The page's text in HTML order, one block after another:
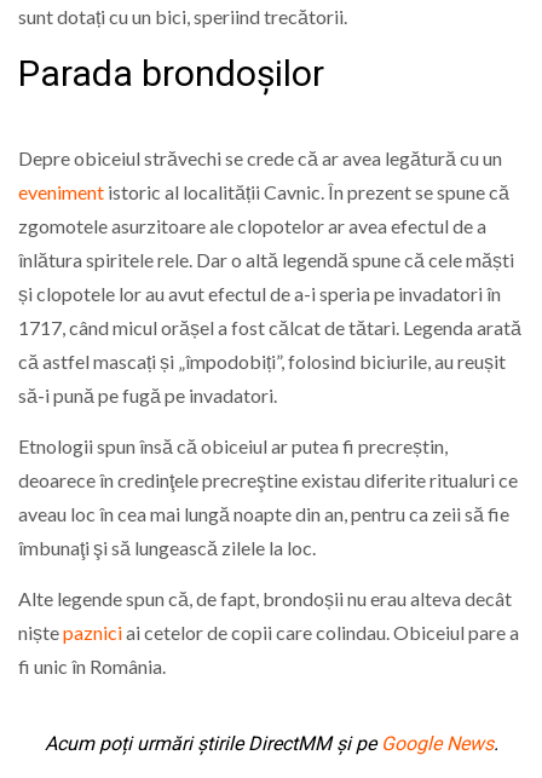
sunt dotați cu un bici, speriind trecătorii.
Parada brondoșilor
Depre obiceiul străvechi se crede că ar avea legătură cu un
eveniment istoric al localității Cavnic. În prezent se spune că
zgomotele asurzitoare ale clopotelor ar avea efectul de a
înlătura spiritele rele. Dar o altă legendă spune că cele măști
și clopotele lor au avut efectul de a-i speria pe invadatori în
1717, când micul orășel a fost călcat de tătari. Legenda arată
că astfel mascați și „împodobiți”, folosind biciurile, au reușit
să-i pună pe fugă pe invadatori.
Etnologii spun însă că obiceiul ar putea fi precreștin,
deoarece în credinţele precreştine existau diferite ritualuri ce
aveau loc în cea mai lungă noapte din an, pentru ca zeii să fie
îmbunaţi şi să lungească zilele la loc.
Alte legende spun că, de fapt, brondoșii nu erau alteva decât
niștepazniciai cetelor de copii care colindau. Obiceiul pare a
fi unic în România.
Acum poți urmări știrile DirectMM și pe Google News.